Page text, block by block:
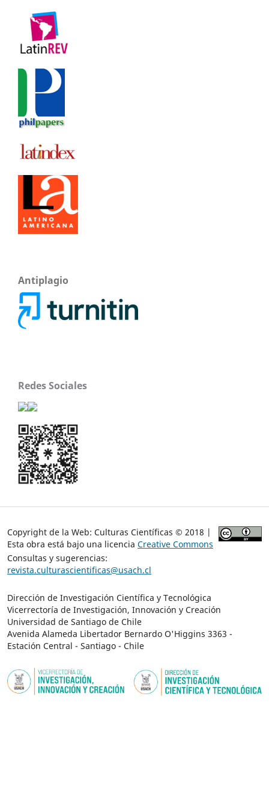
Antiplagio
Redes Sociales
Copyright de la Web: Culturas Científicas © 2018 |
Esta obra está bajo una licencia Creative Commons
Consultas y sugerencias:
revista.culturascientificas@usach.cl
Dirección de Investigación Científica y Tecnológica
Vicerrectoría de Investigación, Innovación y Creación
Universidad de Santiago de Chile
Avenida Alameda Libertador Bernardo O'Higgins 3363 -
Estación Central - Santiago - Chile